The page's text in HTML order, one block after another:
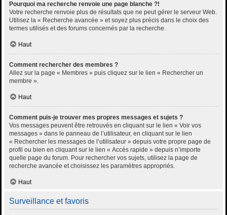
Pourquoi ma recherche renvoie une page blanche ?!
Votre recherche renvoie plus de résultats que ne peut gérer le serveur Web.
Utilisez la « Recherche avancée » et soyez plus précis dans le choix des
termes utilisés et des forums concernés par la recherche.
Haut
Comment rechercher des membres ?
Allez sur la page « Membres » puis cliquez sur le lien « Rechercher un
membre ».
Haut
Comment puis-je trouver mes propres messages et sujets ?
Vos messages peuvent être retrouvés en cliquant sur le lien « Voir vos
messages » dans le panneau de l’utilisateur, en cliquant sur le lien
« Rechercher les messages de l’utilisateur » depuis votre propre page de
profil ou bien en cliquant sur le lien « Accès rapide » depuis n’importe
quelle page du forum. Pour rechercher vos sujets, utilisez la page de
recherche avancée et choisissez les paramètres appropriés.
Haut
Surveillance et favoris